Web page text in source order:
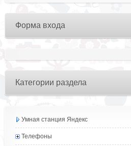
Форма входа
Категории раздела
Умная станция Яндекс
Телефоны